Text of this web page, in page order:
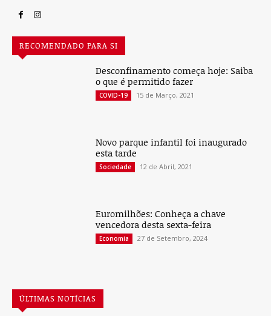
RECOMENDADO PARA SI
Desconfinamento começa hoje: Saiba
o que é permitido fazer
COVID-19 15 de Março, 2021
Novo parque infantil foi inaugurado
esta tarde
Sociedade 12 de Abril, 2021
Euromilhões: Conheça a chave
vencedora desta sexta-feira
Economia 27 de Setembro, 2024
ÚLTIMAS NOTÍCIAS